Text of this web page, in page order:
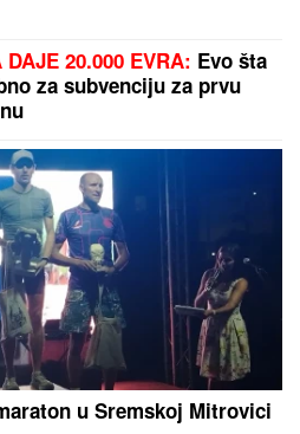
DAJE 20.000 EVRA: Evo šta
za subvenciju za prvu
u Sremskoj Mitrovici